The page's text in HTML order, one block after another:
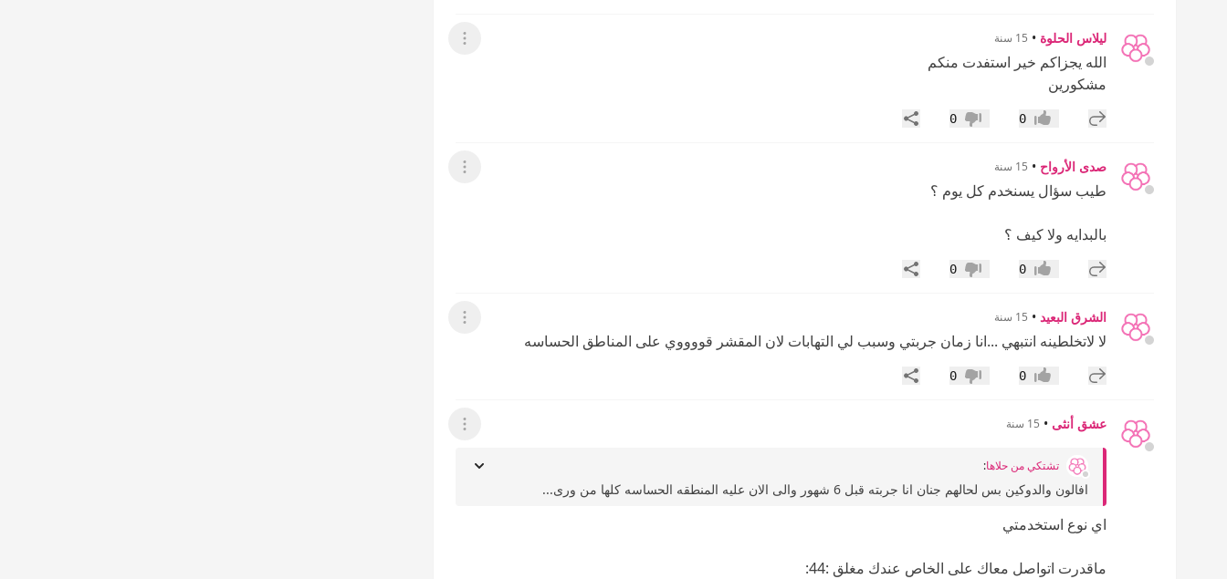
ليلاس الحلوة • 15 سنة عرض القائمة
الله يجزاكم خير استفدت منكم
مشكورين
إضافة رد جديد
إعجاب0 عدم إعجاب
0 مشاركة
صدى الأرواح • 15 سنة عرض القائمة
طيب سؤال يسنخدم كل يوم ؟
بالبدايه ولا كيف ؟
إضافة رد جديد
إعجاب0 عدم إعجاب
0 مشاركة
الشرق البعيد • 15 سنة عرض القائمة
لا لاتخلطينه انتبهي ...انا زمان جربتي وسبب لي التهابات لان المقشر قووووي على المناطق الحساسه
إضافة رد جديد
إعجاب0 عدم إعجاب
0 مشاركة
عشق أنثى • 15 سنة عرض القائمة
تشتكي من حلاها:
افالون والدوكين بس لحالهم جنان انا جربته قبل 6 شهور والى الان عليه المنطقه الحساسه كلها من ورى...
اي نوع استخدمتي
ماقدرت اتواصل معاك على الخاص عندك مغلق :44: